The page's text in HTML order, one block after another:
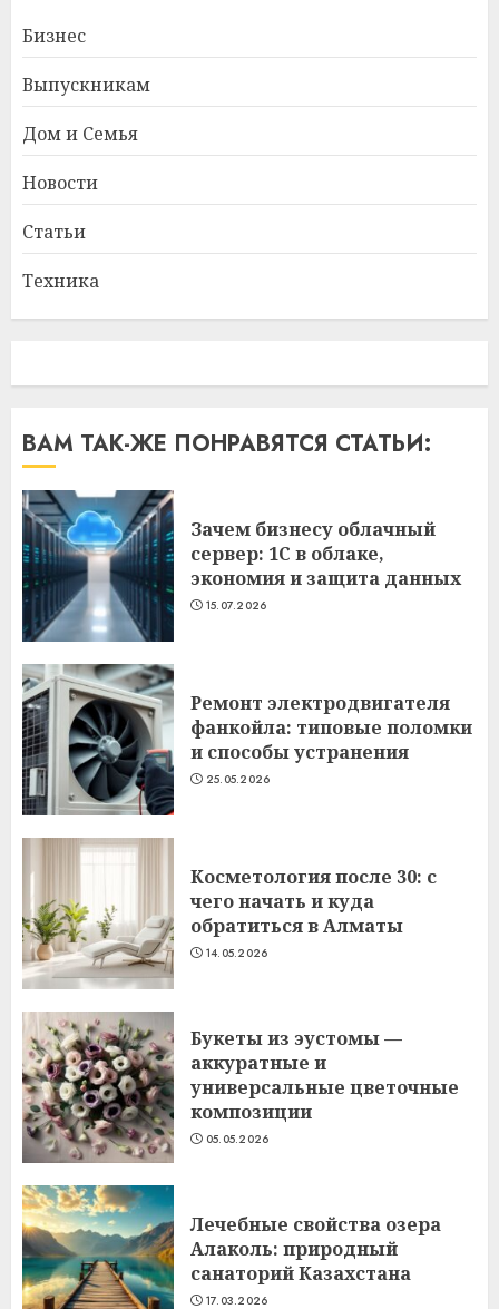
Бизнес
Выпускникам
Дом и Семья
Новости
Статьи
Техника
ВАМ ТАК-ЖЕ ПОНРАВЯТСЯ СТАТЬИ:
Зачем бизнесу облачный
сервер: 1С в облаке,
экономия и защита данных
15.07.2026
Ремонт электродвигателя
фанкойла: типовые поломки
и способы устранения
25.05.2026
Косметология после 30: с
чего начать и куда
обратиться в Алматы
14.05.2026
Букеты из эустомы —
аккуратные и
универсальные цветочные
композиции
05.05.2026
Лечебные свойства озера
Алаколь: природный
санаторий Казахстана
17.03.2026